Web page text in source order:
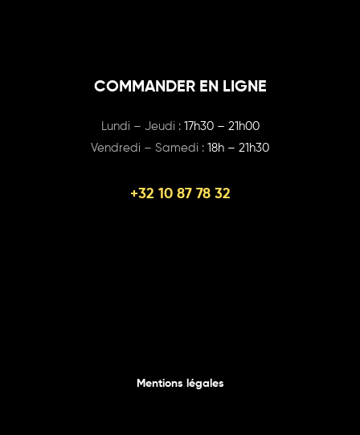
COMMANDER EN LIGNE
Lundi – Jeudi : 17h30 – 21h00
Vendredi – Samedi : 18h – 21h30
+32 10 87 78 32
Mentions légales